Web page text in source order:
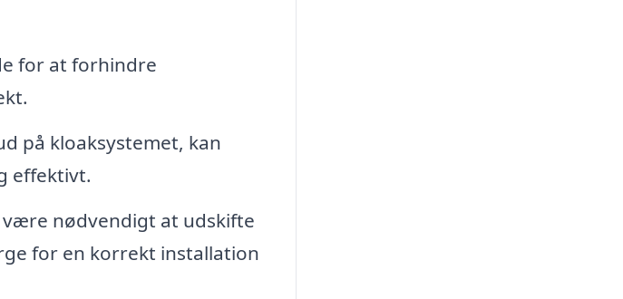
for at forhindre
på kloaksystemet, kan
effektivt.
nødvendigt at udskifte
for en korrekt installation